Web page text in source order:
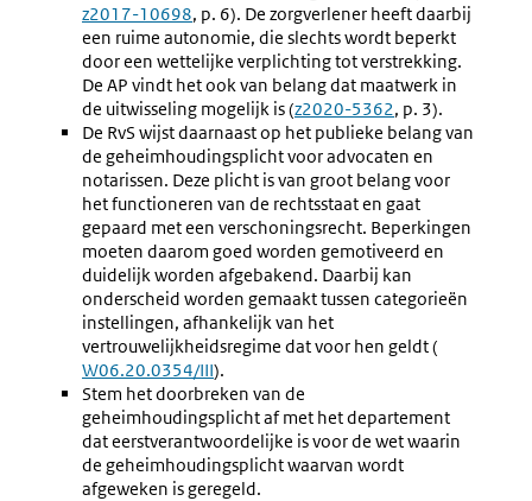
link:
z2017-10698, p. 6). De zorgverlener heeft daarbij
een ruime autonomie, die slechts wordt beperkt
door een wettelijke verplichting tot verstrekking.
De AP vindt het ook van belang dat maatwerk in
de uitwisseling mogelijk is (Externe
link:
z2020-5362, p. 3).
De RvS wijst daarnaast op het publieke belang van
de geheimhoudingsplicht voor advocaten en
notarissen. Deze plicht is van groot belang voor
het functioneren van de rechtsstaat en gaat
gepaard met een verschoningsrecht. Beperkingen
moeten daarom goed worden gemotiveerd en
duidelijk worden afgebakend. Daarbij kan
onderscheid worden gemaakt tussen categorieën
instellingen, afhankelijk van het
vertrouwelijkheidsregime dat voor hen geldt (
W06.20.0354/III).
Stem het doorbreken van de
geheimhoudingsplicht af met het departement
dat eerstverantwoordelijke is voor de wet waarin
de geheimhoudingsplicht waarvan wordt
afgeweken is geregeld.